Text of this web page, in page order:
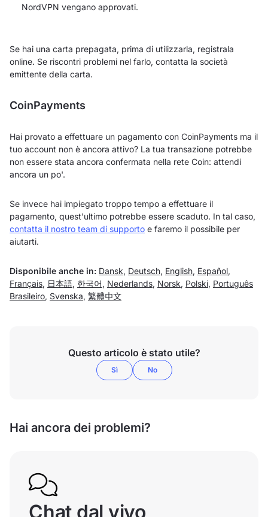
NordVPN vengano approvati.
Se hai una carta prepagata, prima di utilizzarla, registrala
online. Se riscontri problemi nel farlo, contatta la società
emittente della carta.
CoinPayments
Hai provato a effettuare un pagamento con CoinPayments ma il
tuo account non è ancora attivo? La tua transazione potrebbe
non essere stata ancora confermata nella rete Coin: attendi
ancora un po'.
Se invece hai impiegato troppo tempo a effettuare il
pagamento, quest'ultimo potrebbe essere scaduto. In tal caso,
contatta il nostro team di supporto e faremo il possibile per
aiutarti.
Disponibile anche in: Dansk, Deutsch, English, Español,
Français, 日本語, 한국어 , Nederlands, Norsk, Polski, Português
Brasileiro, Svenska, 繁體中文
Questo articolo è stato utile?
Sì No
Hai ancora dei problemi?
Chat dal vivo